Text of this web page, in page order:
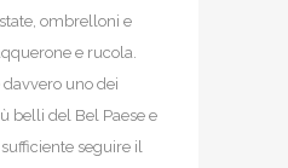
ombrelloni e
e rucola.
uno dei
belli del Bel Paese e
seguire il